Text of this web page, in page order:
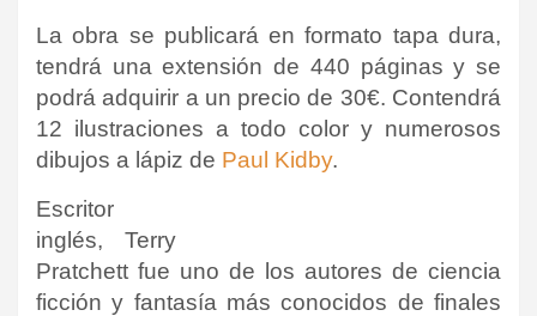
La obra se publicará en formato tapa dura,
tendrá una extensión de 440 páginas y se
podrá adquirir a un precio de 30€. Contendrá
12 ilustraciones a todo color y numerosos
dibujos a lápiz de Paul Kidby.
Escritor
inglés, Terry
Pratchett fue uno de los autores de ciencia
ficción y fantasía más conocidos de finales